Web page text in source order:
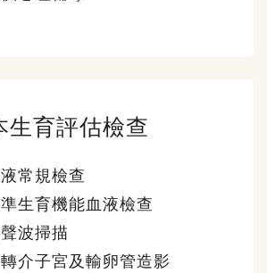
生育評估檢查
常規檢查
生育機能血液檢查
波掃描
介子宮及輸卵管造影